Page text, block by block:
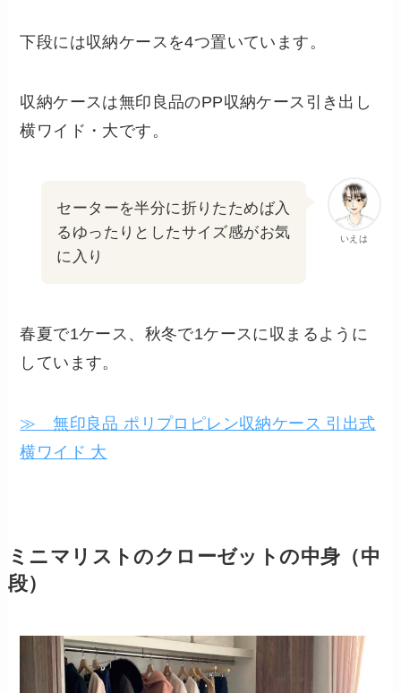
下段には収納ケースを4つ置いています。
収納ケースは無印良品のPP収納ケース引き出し
横ワイド・大です。
いえは
セーターを半分に折りたためば入
るゆったりとしたサイズ感がお気
に入り
春夏で1ケース、秋冬で1ケースに収まるように
しています。
≫ 無印良品 ポリプロピレン収納ケース 引出式
横ワイド 大
ミニマリストのクローゼットの中身（中
段）